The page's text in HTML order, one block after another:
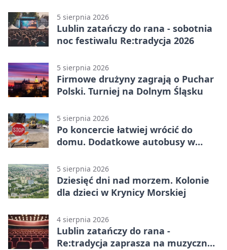
5 sierpnia 2026
Lublin zatańczy do rana - sobotnia
noc festiwalu Re:tradycja 2026
5 sierpnia 2026
Firmowe drużyny zagrają o Puchar
Polski. Turniej na Dolnym Śląsku
5 sierpnia 2026
Po koncercie łatwiej wrócić do
domu. Dodatkowe autobusy w
5 sierpnia 2026
Dziesięć dni nad morzem. Kolonie
dla dzieci w Krynicy Morskiej
4 sierpnia 2026
Lublin zatańczy do rana -
Re:tradycja zaprasza na muzyczną